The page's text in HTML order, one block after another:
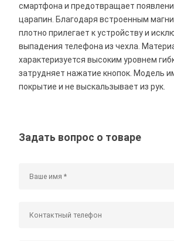
смартфона и предотвращает
царапин. Благодаря встроенным
плотно прилегает к устройству и
выпадения телефона из чехла.
характеризуется высоким уровнем
затрудняет нажатие кнопок. Модель
покрытие и не выскальзывает из рук.
Задать вопрос о товаре